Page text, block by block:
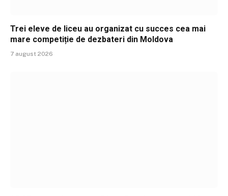
Trei eleve de liceu au organizat cu succes cea mai
mare competiție de dezbateri din Moldova
7 august 2026